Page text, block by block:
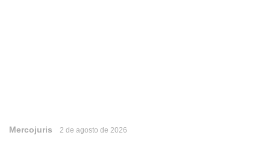
Mercojuris 2 de agosto de 2026